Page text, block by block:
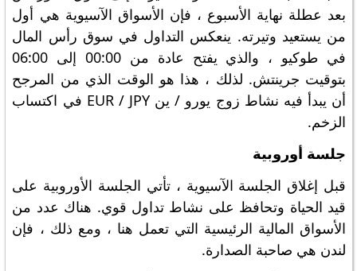
بعد عطلة نهاية الأسبوع ، فإن الأسواق الآسيوية هي أول
من يستعيد وتيرته. ينعكس التداول في سوق رأس المال
في طوكيو ، والذي يفتح عادة من 00:00 إلى 06:00
بتوقيت جرينتش. لذلك ، هذا هو الوقت الذي من المرجح
أن يبدأ فيه نشاط زوج يورو / ين EUR / JPY في اكتساب
الزخم.
جلسة أوروبية
قبل إغلاق الجلسة الآسيوية ، تأتي الجلسة الأوروبية على
قيد الحياة وتحافظ على نشاط تداول قوي. هناك عدد من
الأسواق المالية الرئيسية التي تعمل هنا ، ومع ذلك ، فإن
لندن هي صاحبة الصدارة.